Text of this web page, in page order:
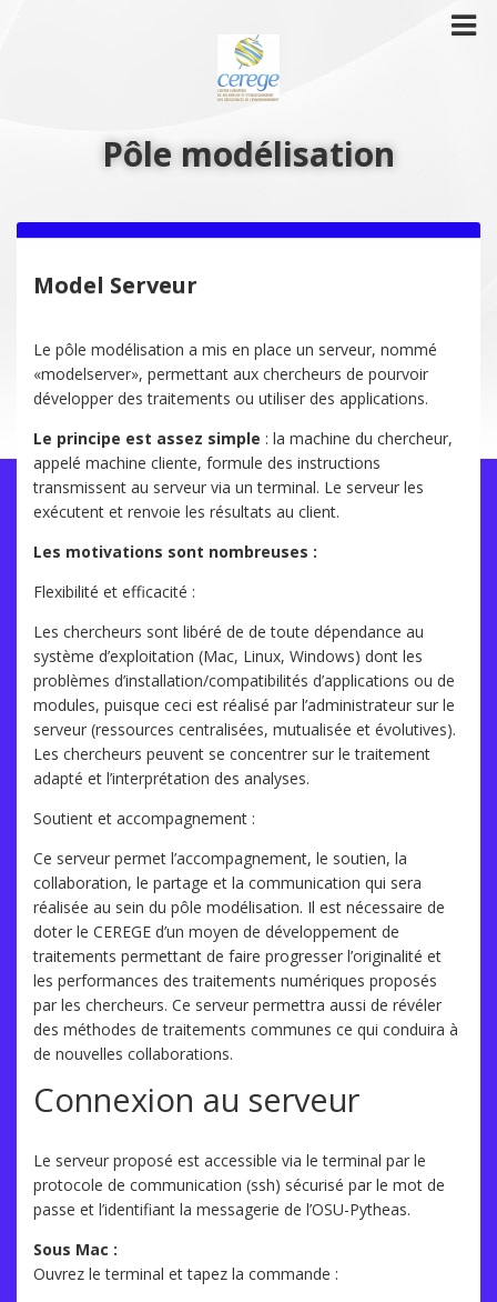
Pôle modélisation
Model Serveur
Le pôle modélisation a mis en place un serveur, nommé
«modelserver», permettant aux chercheurs de pourvoir
développer des traitements ou utiliser des applications.
Le principe est assez simple : la machine du chercheur,
appelé machine cliente, formule des instructions
transmissent au serveur via un terminal. Le serveur les
exécutent et renvoie les résultats au client.
Les motivations sont nombreuses :
Flexibilité et efficacité :
Les chercheurs sont libéré de de toute dépendance au
système d’exploitation (Mac, Linux, Windows) dont les
problèmes d’installation/compatibilités d’applications ou de
modules, puisque ceci est réalisé par l’administrateur sur le
serveur (ressources centralisées, mutualisée et évolutives).
Les chercheurs peuvent se concentrer sur le traitement
adapté et l’interprétation des analyses.
Soutient et accompagnement :
Ce serveur permet l’accompagnement, le soutien, la
collaboration, le partage et la communication qui sera
réalisée au sein du pôle modélisation. Il est nécessaire de
doter le CEREGE d’un moyen de développement de
traitements permettant de faire progresser l’originalité et
les performances des traitements numériques proposés
par les chercheurs. Ce serveur permettra aussi de révéler
des méthodes de traitements communes ce qui conduira à
de nouvelles collaborations.
Connexion au serveur
Le serveur proposé est accessible via le terminal par le
protocole de communication (ssh) sécurisé par le mot de
passe et l’identifiant la messagerie de l’OSU-Pytheas.
Sous Mac :
Ouvrez le terminal et tapez la commande :